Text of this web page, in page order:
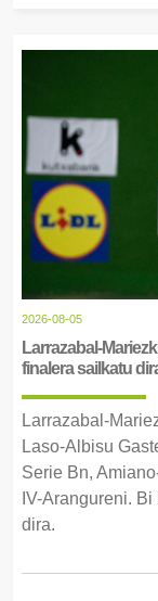
2026-08-05
Larrazabal-
finalera sailkatu
Larrazabal-
Laso-Albisu
Serie Bn,
IV-Arangureni.
dira.